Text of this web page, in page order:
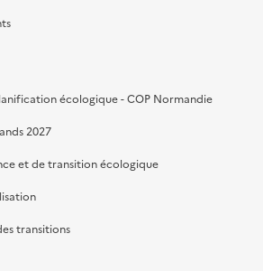
écologique - COP Normandie
2027
et de transition écologique
transitions